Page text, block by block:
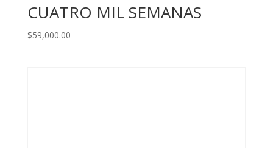
CUATRO MIL SEMANAS
$59,000.00